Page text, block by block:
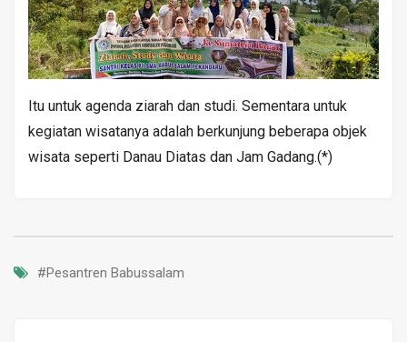
Itu untuk agenda ziarah dan studi. Sementara untuk
kegiatan wisatanya adalah berkunjung beberapa objek
wisata seperti Danau Diatas dan Jam Gadang.(*)
#Pesantren Babussalam